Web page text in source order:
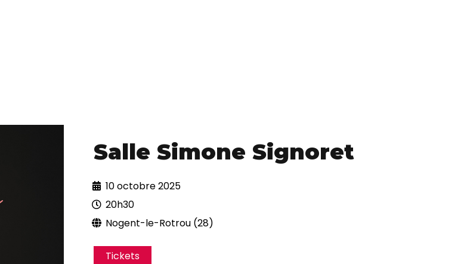
Salle Simone Signoret
10 octobre 2025
20h30
Nogent-le-Rotrou (28)
Tickets